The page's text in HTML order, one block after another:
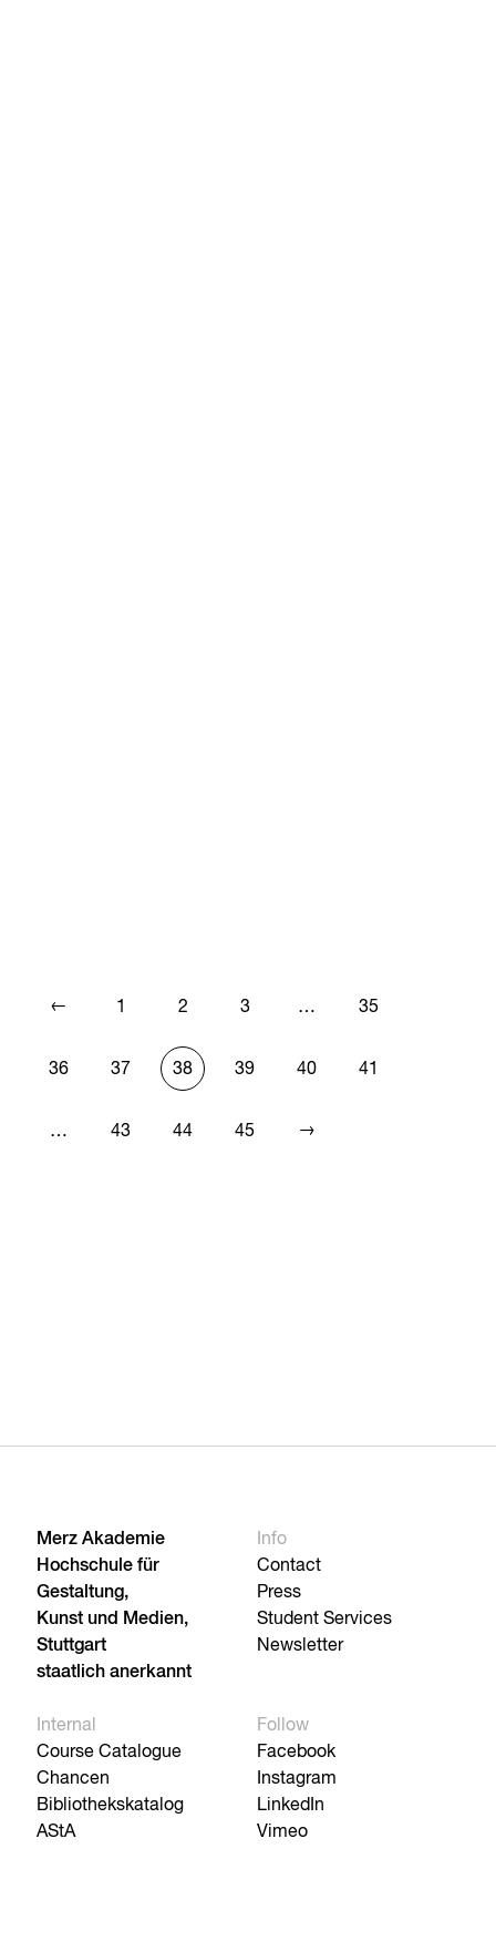
← 1 2 3 … 35
36 37 38 39 40 41
… 43 44 45 →
Merz Akademie
Hochschule für
Gestaltung,
Kunst und Medien,
Stuttgart
staatlich anerkannt
Info
Contact
Press
Student Services
Newsletter
Internal
Course Catalogue
Chancen
Bibliothekskatalog
AStA
Follow
Facebook
Instagram
LinkedIn
Vimeo